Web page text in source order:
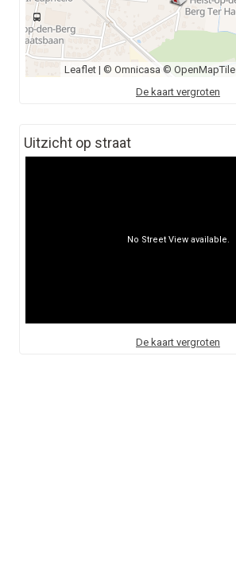
Leaflet| © Omnicasa©
De kaart vergroten
Uitzicht op straat
De kaart vergroten